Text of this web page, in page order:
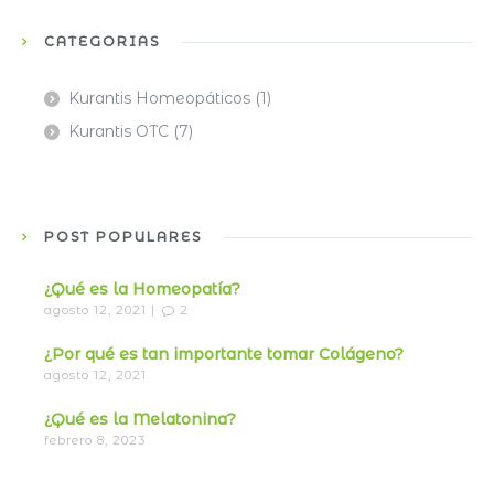
CATEGORÍAS
Kurantis Homeopáticos (1)
Kurantis OTC (7)
POST POPULARES
¿Qué es la Homeopatía?
agosto 12, 2021 | 2
¿Por qué es tan importante tomar Colágeno?
agosto 12, 2021
¿Qué es la Melatonina?
febrero 8, 2023